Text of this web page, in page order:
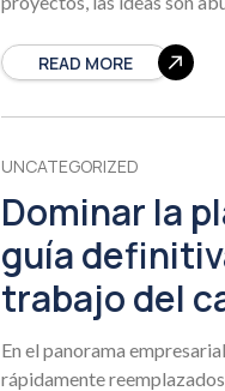
READ MORE
UNCATEGORIZED
Dominar la
guía
trabajo del
En el panorama
rápidamente